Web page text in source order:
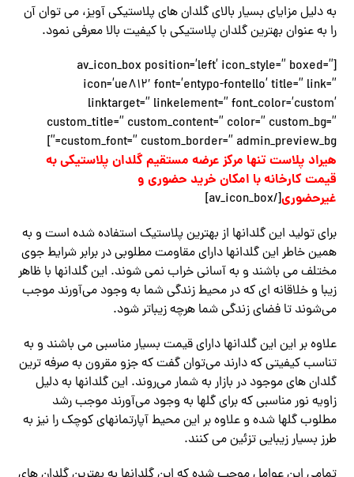
به دلیل مزایای بسیار بالای گلدان های پلاستیکی آویز، می توان آن
را به عنوان بهترین گلدان پلاستیکی با کیفیت بالا معرفی نمود.
[av_icon_box position=’left’ icon_style=” boxed=”
icon=’ue812′ font=’entypo-fontello’ title=” link=”
linktarget=” linkelement=” font_color=’custom’
custom_title=” custom_content=” color=” custom_bg=”
custom_font=” custom_border=” admin_preview_bg=”]
هیراد پلاست تنها مرکز عرضه مستقیم گلدان پلاستیکی به
قیمت کارخانه با امکان خرید حضوری و
غیرحضوری[/av_icon_box]
برای تولید این گلدانها از بهترین پلاستیک استفاده شده است و به
همین خاطر این گلدانها دارای مقاومت مطلوبی در برابر شرایط جوی
مختلف می باشند و به آسانی خراب نمی شوند. این گلدانها با ظاهر
زیبا و خلاقانه ای که در محیط زندگی شما به وجود می‌آورند موجب
می‌شوند تا فضای زندگی شما هرچه زیباتر شود.
علاوه بر این این گلدانها دارای قیمت بسیار مناسبی می باشند و به
تناسب کیفیتی که دارند می‌توان گفت که جزو مقرون به صرفه ترین
گلدان های موجود در بازار به شمار می‌روند. این گلدانها به دلیل
زاویه نور مناسبی که برای گلها به وجود می‌آورند موجب رشد
مطلوب گلها شده و علاوه بر این محیط آپارتمانهای کوچک را نیز به
طرز بسیار زیبایی تزئین می کنند.